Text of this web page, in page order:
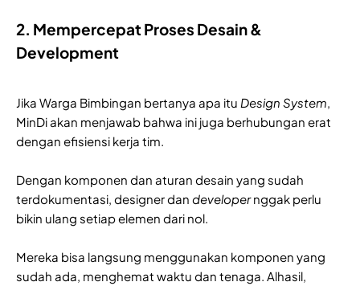
2. Mempercepat Proses Desain &
Development
Jika Warga Bimbingan bertanya apa itu Design System
MinDi akan menjawab bahwa ini juga berhubungan erat
dengan efisiensi kerja tim.
Dengan komponen dan aturan desain yang sudah
terdokumentasi, designer dan developernggak perlu
bikin ulang setiap elemen dari nol.
Mereka bisa langsung menggunakan komponen yang
sudah ada, menghemat waktu dan tenaga. Alhasil,